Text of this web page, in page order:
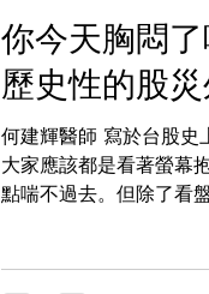
你今天胸悶
歷史性的股
何建輝醫師 寫於台股史
大家應該都是看著螢幕
點喘不過去。但除了看